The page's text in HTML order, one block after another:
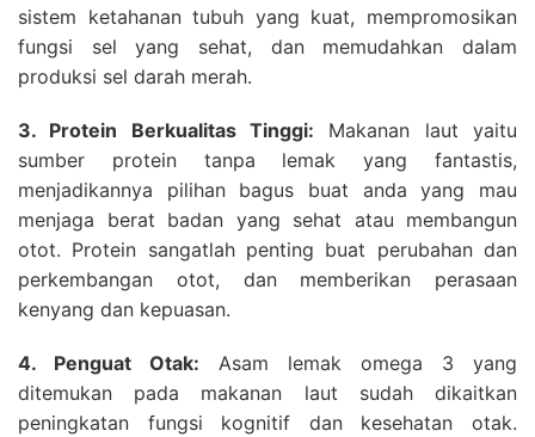
sistem ketahanan tubuh yang kuat, mempromosikan
fungsi sel yang sehat, dan memudahkan dalam
produksi sel darah merah.
3. Protein Berkualitas Tinggi: Makanan laut yaitu
sumber protein tanpa lemak yang fantastis,
menjadikannya pilihan bagus buat anda yang mau
menjaga berat badan yang sehat atau membangun
otot. Protein sangatlah penting buat perubahan dan
perkembangan otot, dan memberikan perasaan
kenyang dan kepuasan.
4. Penguat Otak: Asam lemak omega 3 yang
ditemukan pada makanan laut sudah dikaitkan
peningkatan fungsi kognitif dan kesehatan otak.